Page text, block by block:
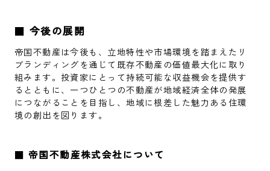
■ 今後の展開
帝国不動産は今後も、立地特性や市場環境を踏まえたリ
ブランディングを通じて既存不動産の価値最大化に取り
組みます。投資家にとって持続可能な収益機会を提供す
るとともに、一つひとつの不動産が地域経済全体の発展
につながることを目指し、地域に根差した魅力ある住環
境の創出を図ります。
■ 帝国不動産株式会社について